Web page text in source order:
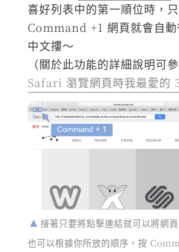
喜好列表中的第一順位時，
Command +1 網頁就會自
中文摟～
（關於此功能的詳細說明可
Safari 瀏覽網頁時我最愛的
接著只要將點擊連結就可以將網頁
也可以根據你所放的順序，按